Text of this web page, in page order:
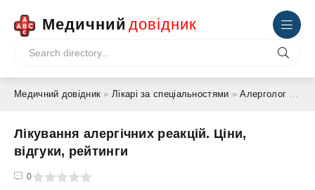
Медичний довідник
Медичний довідник »Лікарі за спеціальностями »Алерголог
Лікування алергічних реакцій. Ціни,
відгуки, рейтинги
0
5